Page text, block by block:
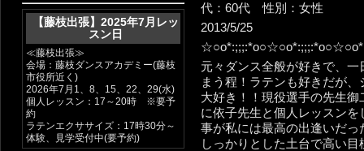
【藤枝出張】2025年7月レッ
スン日
≪藤枝出張≫
会場：藤枝ダンスアカデミー(藤枝
市役所近く)
2026年7月1、8、15、22、29(水)
個人レッスン：17～20時 ※要予
約
ラテンエクササイズ：17時30分～
体験、見学受付中(要予約)
代：60代 性別：女性
2013/5/25
元々ダンス全般が好きで、
まう程！ラテンも好きだが
大好き！！現役選手の先生
に依子先生と個人レッスン
事が私には最高の出逢いだ
しっかりとした土台で高い